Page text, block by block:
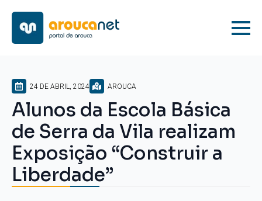
24 DE ABRIL, 2024 AROUCA
Alunos da Escola Básica
de Serra da Vila realizam
Exposição “Construir a
Liberdade”